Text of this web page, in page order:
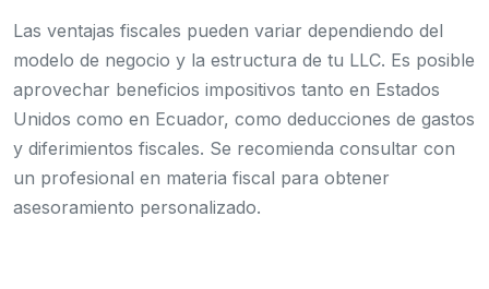
Las ventajas fiscales pueden variar dependiendo del
modelo de negocio y la estructura de tu LLC. Es posible
aprovechar beneficios impositivos tanto en Estados
Unidos como en Ecuador, como deducciones de gastos
y diferimientos fiscales. Se recomienda consultar con
un profesional en materia fiscal para obtener
asesoramiento personalizado.